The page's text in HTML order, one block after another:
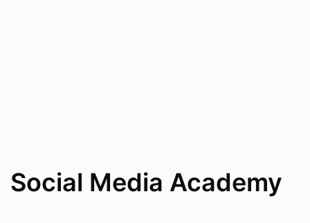
Social Media Academy